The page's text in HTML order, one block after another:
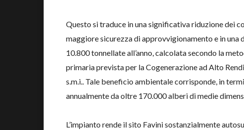
Questo si traduce in una significativa riduzione dei
maggiore sicurezza di approvvigionamento e in una
10.800 tonnellate all’anno, calcolata secondo la
primaria prevista per la Cogenerazione ad Alto
s.m.i.. Tale beneficio ambientale corrisponde, in
annualmente da oltre 170.000 alberi di medie
L’impianto rende il sito Favini sostanzialmente